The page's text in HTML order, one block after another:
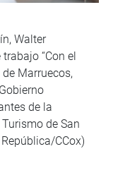
Walter
“Con el
Marruecos,
de la
de San
CCox)